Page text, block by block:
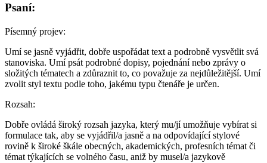
Psaní:
Písemný projev:
Umí se jasně vyjádřit, dobře uspořádat text a podrobně vysvětlit svá
stanoviska. Umí psát podrobné dopisy, pojednání nebo zprávy o
složitých tématech a zdůraznit to, co považuje za nejdůležitější. Umí
zvolit styl textu podle toho, jakému typu čtenáře je určen.
Rozsah:
Dobře ovládá široký rozsah jazyka, který mu/jí umožňuje vybírat si
formulace tak, aby se vyjádřil/a jasně a na odpovídající stylové
rovině k široké škále obecných, akademických, profesních témat či
témat týkajících se volného času, aniž by musel/a jazykově